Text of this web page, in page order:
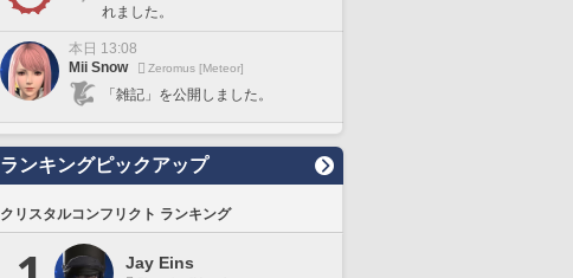
れました。
本日 13:08
Mii Snow
Zeromus [Meteor]
「雑記」を公開しました。
ランキングピックアップ
クリスタルコンフリクト ランキング
Jay Eins